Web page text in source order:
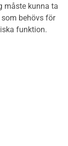
måste kunna ta
behövs för
funktion.